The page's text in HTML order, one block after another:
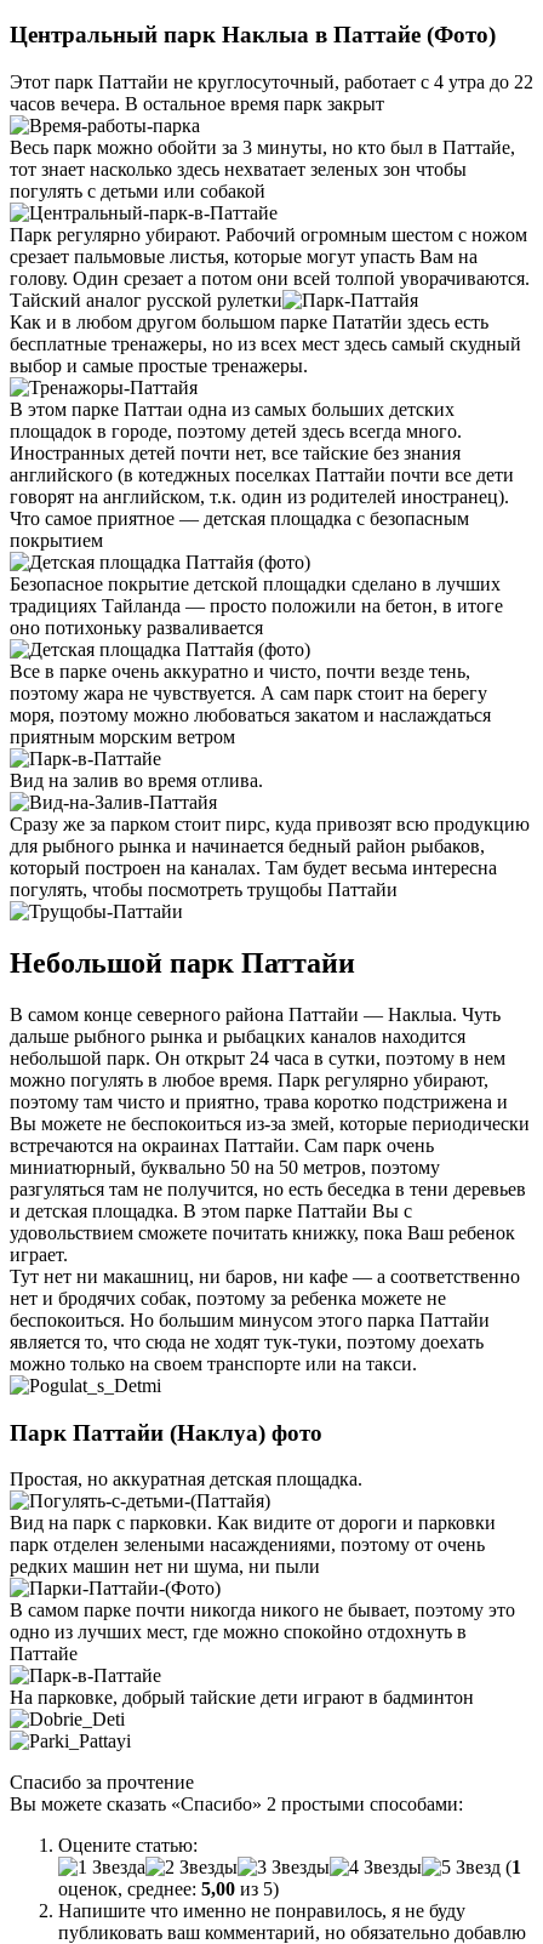
Центральный парк Наклыа в Паттайе (Фото)
Этот парк Паттайи не круглосуточный, работает с 4 утра до 22
часов вечера. В остальное время парк закрыт
Весь парк можно обойти за 3 минуты, но кто был в Паттайе,
тот знает насколько здесь нехватает зеленых зон чтобы
погулять с детьми или собакой
Парк регулярно убирают. Рабочий огромным шестом с ножом
срезает пальмовые листья, которые могут упасть Вам на
голову. Один срезает а потом они всей толпой уворачиваются.
Тайский аналог русской рулетки
Как и в любом другом большом парке Пататйи здесь есть
бесплатные тренажеры, но из всех мест здесь самый скудный
выбор и самые простые тренажеры.
В этом парке Паттаи одна из самых больших детских
площадок в городе, поэтому детей здесь всегда много.
Иностранных детей почти нет, все тайские без знания
английского (в котеджных поселках Паттайи почти все дети
говорят на английском, т.к. один из родителей иностранец).
Что самое приятное — детская площадка с безопасным
покрытием
Безопасное покрытие детской площадки сделано в лучших
традициях Тайланда — просто положили на бетон, в итоге
оно потихоньку разваливается
Все в парке очень аккуратно и чисто, почти везде тень,
поэтому жара не чувствуется. А сам парк стоит на берегу
моря, поэтому можно любоваться закатом и наслаждаться
приятным морским ветром
Вид на залив во время отлива.
Сразу же за парком стоит пирс, куда привозят всю продукцию
для рыбного рынка и начинается бедный район рыбаков,
который построен на каналах. Там будет весьма интересна
погулять, чтобы посмотреть трущобы Паттайи
Небольшой парк Паттайи
В самом конце северного района Паттайи — Наклыа. Чуть
дальше рыбного рынка и рыбацких каналов находится
небольшой парк. Он открыт 24 часа в сутки, поэтому в нем
можно погулять в любое время. Парк регулярно убирают,
поэтому там чисто и приятно, трава коротко подстрижена и
Вы можете не беспокоиться из-за змей, которые периодически
встречаются на окраинах Паттайи. Сам парк очень
миниатюрный, буквально 50 на 50 метров, поэтому
разгуляться там не получится, но есть беседка в тени деревьев
и детская площадка. В этом парке Паттайи Вы с
удовольствием сможете почитать книжку, пока Ваш ребенок
играет.
Тут нет ни макашниц, ни баров, ни кафе — а соответственно
нет и бродячих собак, поэтому за ребенка можете не
беспокоиться. Но большим минусом этого парка Паттайи
является то, что сюда не ходят тук-туки, поэтому доехать
можно только на своем транспорте или на такси.
Парк Паттайи (Наклуа) фото
Простая, но аккуратная детская площадка.
Вид на парк с парковки. Как видите от дороги и парковки
парк отделен зелеными насаждениями, поэтому от очень
редких машин нет ни шума, ни пыли
В самом парке почти никогда никого не бывает, поэтому это
одно из лучших мест, где можно спокойно отдохнуть в
Паттайе
На парковке, добрый тайские дети играют в бадминтон
Спасибо за прочтение
Вы можете сказать «Спасибо» 2 простыми способами:
Оцените статью:
(1
оценок, среднее: 5,00 из 5)
Напишите что именно не понравилось, я не буду
публиковать ваш комментарий, но обязательно добавлю